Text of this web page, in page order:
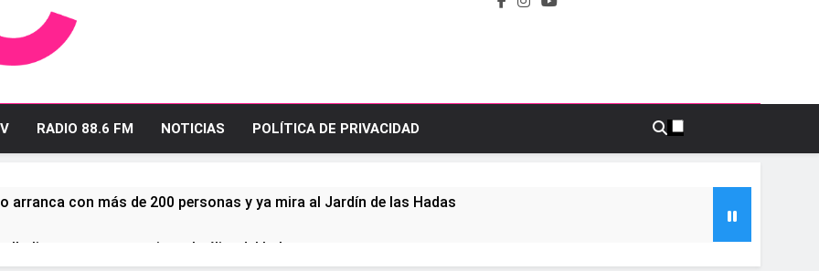
RADIO 88.6 FM NOTICIAS POLÍTICA DE PRIVACIDAD
arranca con más de 200 personas y ya mira al Jardín de las Hadas
linense tras conquistar la élite del baloncesto